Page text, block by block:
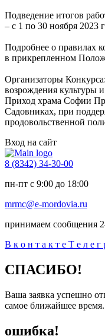
Подведение итогов
– с 1 по 30 ноября 2023
Подробнее о правилах
в прикрепленном
Организаторы
возрождения культуры
Приход храма Софии
Садовниках, при
продовольственной
Вход на сайт
8 (8342) 34-30-00
пн-пт с 9:00 до 18:00
mrmc@e-mordovia.ru
принимаем сообщения
В к о н т а к т е Т е л е г
СПАСИБО!
Ваша заявка успешно
самое ближайшее время.
ошибка!